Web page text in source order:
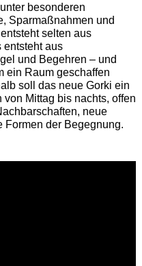
besonderen
Sparmaßnahmen und
selten aus
entsteht aus
und Begehren – und
ein Raum geschaffen
soll das neue Gorki ein
Mittag bis nachts, offen
neue
Formen der Begegnung.